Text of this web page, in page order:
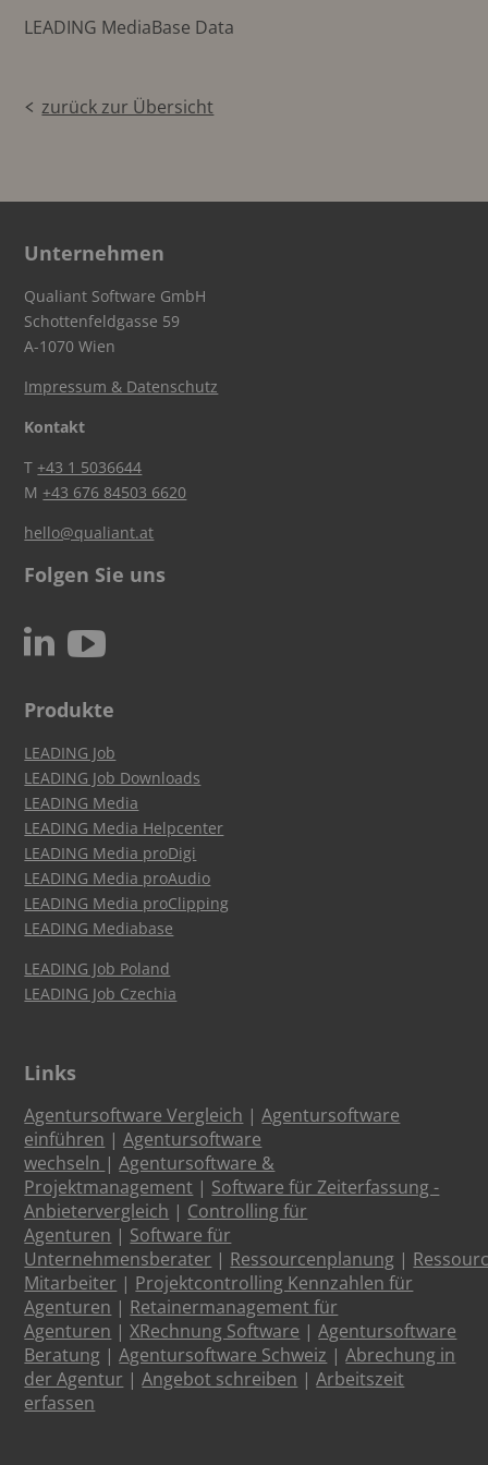
LEADING MediaBase Data
zurück zur Übersicht
Unternehmen
Qualiant Software GmbH
Schottenfeldgasse 59
A-1070 Wien
Impressum & Datenschutz
Kontakt
T+43 1 5036644
M+43 676 84503 6620
hello@qualiant.at
Folgen Sie uns
N c
Produkte
LEADING Job
LEADING Job Downloads
LEADING Media
LEADING Media Helpcenter
LEADING Media proDigi
LEADING Media proAudio
LEADING Media proClipping
LEADING Mediabase
LEADING Job Poland
LEADING Job Czechia
Links
Agentursoftware Vergleich |Agentursoftware
einführen |Agentursoftware
wechseln |Agentursoftware &
Projektmanagement | Software für Zeiterfassung -
Anbietervergleich | Controlling für
Agenturen | Software für
Unternehmensberater | Ressourcenplanung |
Mitarbeiter | Projektcontrolling Kennzahlen für
Agenturen | Retainermanagement für
Agenturen |XRechnung Software |Agentursoftware
Beratung |Agentursoftware Schweiz |Abrechung in
der Agentur |Angebot schreiben |Arbeitszeit
erfassen